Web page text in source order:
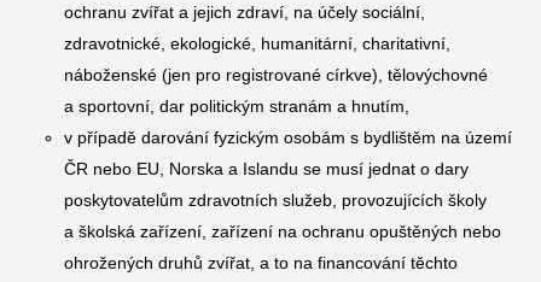
ochranu zvířat a jejich zdraví, na účely sociální,
zdravotnické, ekologické, humanitární, charitativní,
náboženské (jen pro registrované církve), tělovýchovné
a sportovní, dar politickým stranám a hnutím,
v případě darování fyzickým osobám s bydlištěm na území
ČR nebo EU, Norska a Islandu se musí jednat o dary
poskytovatelům zdravotních služeb, provozujících školy
a školská zařízení, zařízení na ochranu opuštěných nebo
ohrožených druhů zvířat, a to na financování těchto